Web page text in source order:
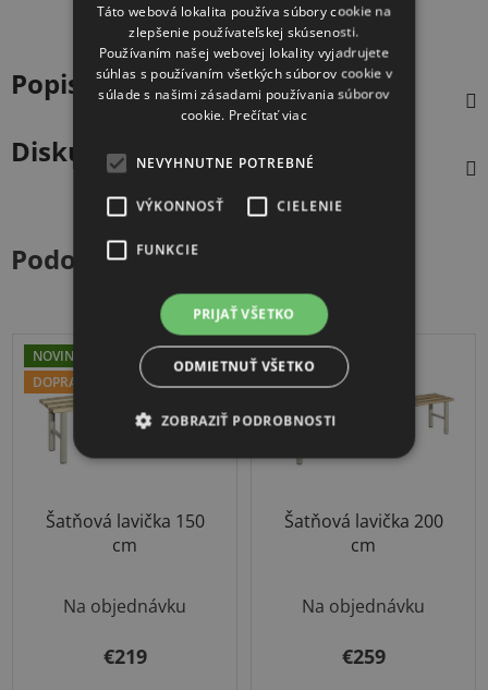
Popis
Diskusia
Podobné produkty
NOVINKA
DOPRAVA ZADARMO
Šatňová lavička 150
cm
Na objednávku
€219
NOVINKA
DOPRAVA ZADARMO
Šatňová lavička 200
cm
Na objednávku
€259
Táto webová lokalita používa súbory cookie na
zlepšenie používateľskej skúsenosti.
Používaním našej webovej lokality vyjadrujete
súhlas s používaním všetkých súborov cookie v
súlade s našimi zásadami používania súborov
cookie. Prečítať viac
NEVYHNUTNE POTREBNÉ
VÝKONNOSŤ CIELENIE
FUNKCIE
PRIJAŤ VŠETKO
ODMIETNUŤ VŠETKO
ZOBRAZIŤ PODROBNOSTI